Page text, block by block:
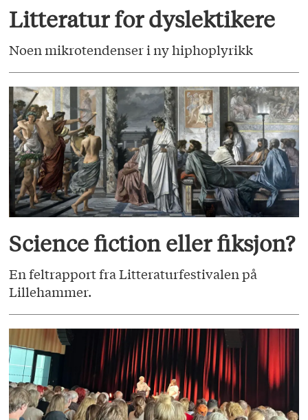
Litteratur for dyslektikere
Noen mikrotendenser i ny hiphoplyrikk
Science fiction eller fiksjon?
En feltrapport fra Litteraturfestivalen på
Lillehammer.